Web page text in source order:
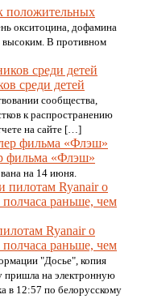
положительных
окситоцина, дофамина
высоким. В противном
среди детей
сообщества,
к распространению
на сайте […]
фильма «Флэш»
на 14 июня.
Ryanair о
раньше, чем
"Досье", копия
пришла на электронную
в 12:57 по белорусскому